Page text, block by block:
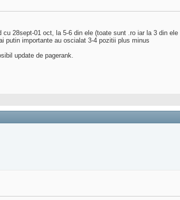
cu 28sept-01 oct, la 5-6 din ele (toate sunt .ro iar la 3 din
putin importante au oscialat 3-4 pozitii plus minus
update de pagerank.